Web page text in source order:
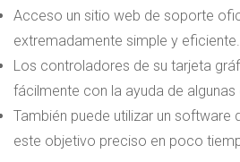
Acceso un sitio web de soporte
extremadamente simple y eficiente.
Los controladores de su tarjeta
fácilmente con la ayuda de
También puede utilizar un software
este objetivo preciso en poco